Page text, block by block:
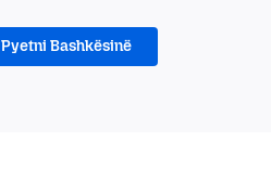
Pyetni Bashkësinë